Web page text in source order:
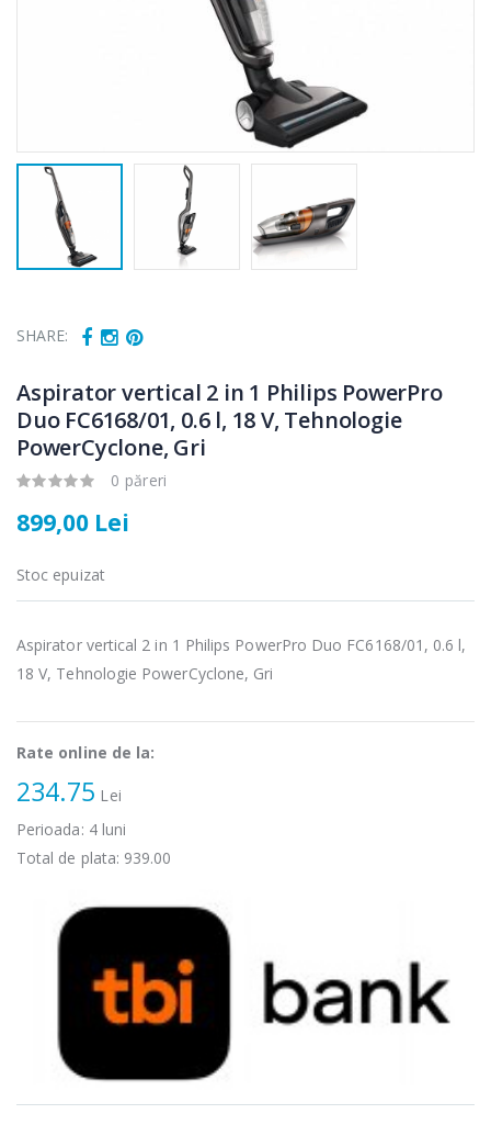
SHARE:
Aspirator vertical 2 in 1 Philips PowerPro
Duo FC6168/01, 0.6 l, 18 V, Tehnologie
PowerCyclone, Gri
0 păreri
899,00 Lei
Stoc epuizat
Aspirator vertical 2 in 1 Philips PowerPro Duo FC6168/01, 0.6 l,
18 V, Tehnologie PowerCyclone, Gri
Rate online de la:
234.75 Lei
Perioada: 4luni
Total de plata: 939.00
-15%
Cuptor cu
microunde
Cuptor cu
microunde
1 499,00 Lei
-33%
Heinner ...
799,00 Lei
carne Bosch ...
549,00 Lei
-33%
carne